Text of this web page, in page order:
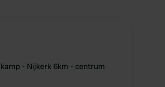
- Nijkerk 6km - centrum